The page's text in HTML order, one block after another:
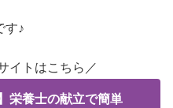
す♪
イトはこちら／
栄養士の献立で簡単